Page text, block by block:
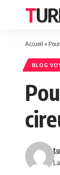
Accueil »
BLOG